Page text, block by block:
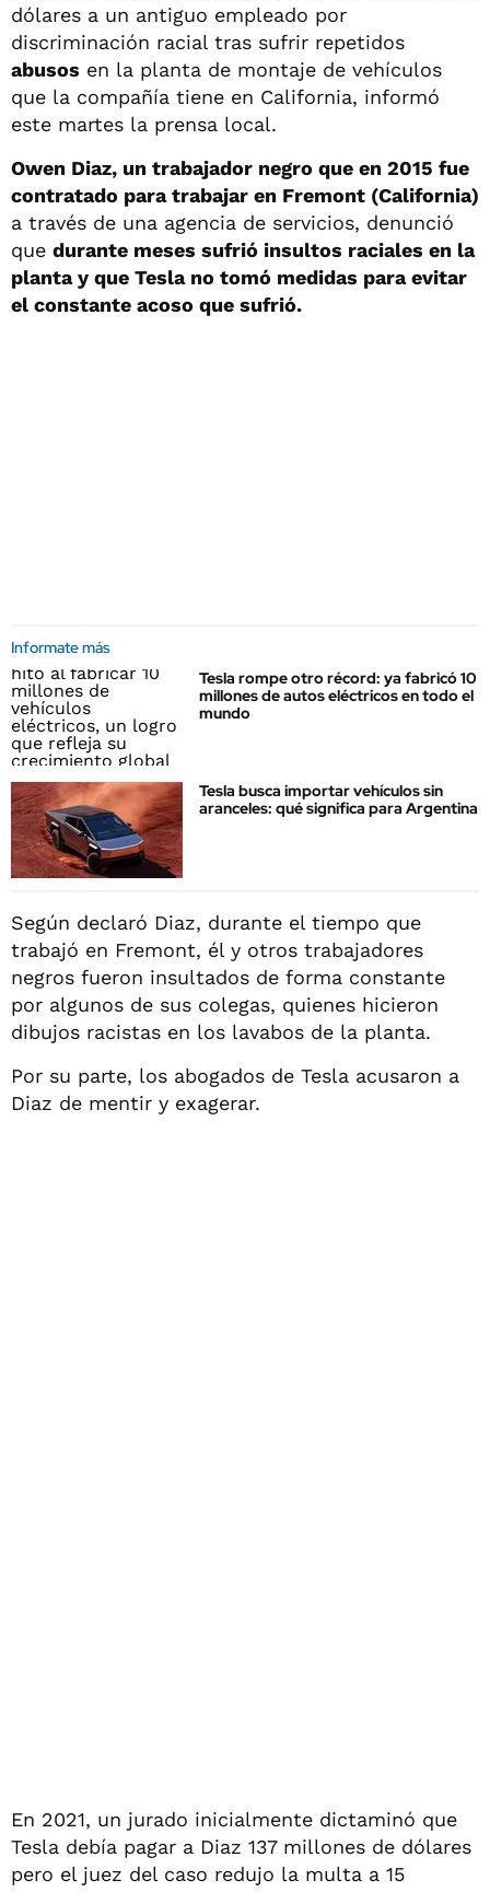
dólares a un antiguo empleado por
discriminación racial tras sufrir repetidos
abusos en la planta de montaje de vehículos
que la compañía tiene en California, informó
este martes la prensa local.
Owen Diaz, un trabajador negro que en 2015 fue
contratado para trabajar en Fremont (California)
a través de una agencia de servicios, denunció
que durante meses sufrió insultos raciales en la
planta y que Tesla no tomó medidas para evitar
el constante acoso que sufrió.
Informate más
Tesla rompe otro récord: ya fabricó 10
millones de autos eléctricos en todo el
mundo
Tesla busca importar vehículos sin
aranceles: qué significa para Argentina
Según declaró Diaz, durante el tiempo que
trabajó en Fremont, él y otros trabajadores
negros fueron insultados de forma constante
por algunos de sus colegas, quienes hicieron
dibujos racistas en los lavabos de la planta.
Por su parte, los abogados de Tesla acusaron a
Diaz de mentir y exagerar.
En 2021, un jurado inicialmente dictaminó que
Tesla debía pagar a Diaz 137 millones de dólares
pero el juez del caso redujo la multa a 15